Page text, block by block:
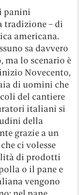
panini
tradizione – di
americana.
sa davvero
ma lo scenario è
Novecento,
di uomini che
del cantiere
italiani si
della
grazie a un
ci volesse
di prodotti
o il pane e
vengono